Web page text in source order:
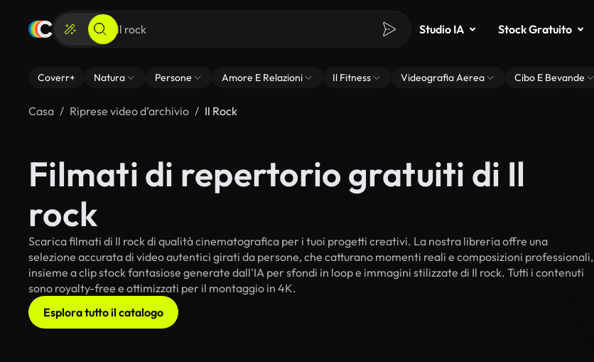
Studio IA Stock Gratuito
Coverr+ Natura Persone Amore E Relazioni Il Fitness Videografia Aerea Cibo E Bevande
Casa Riprese video d’archivio Il Rock
Filmati di repertorio gratuiti di Il
rock
Scarica filmati di Il rock di qualità cinematografica per i tuoi progetti creativi. La nostra libreria offre una
selezione accurata di video autentici girati da persone, che catturano momenti reali e composizioni professionali,
insieme a clip stock fantasiose generate dall'IA per sfondi in loop e immagini stilizzate di Il rock. Tutti i contenuti
sono royalty-free e ottimizzati per il montaggio in 4K.
Esplora tutto il catalogo